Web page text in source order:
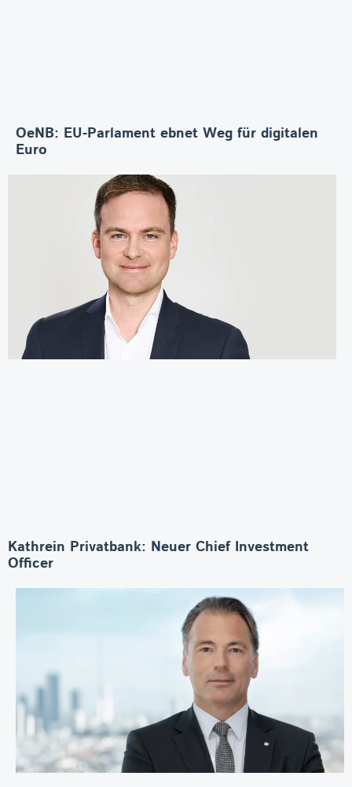
OeNB: EU-Parlament ebnet Weg für digitalen
Euro
Kathrein Privatbank: Neuer Chief Investment
Officer